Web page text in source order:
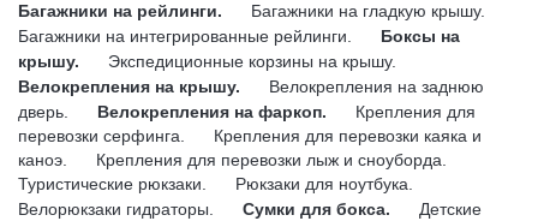
Багажники на рейлинги.
Багажники на гладкую крышу.
Багажники на интегрированные рейлинги.
Боксы на
крышу.
Экспедиционные корзины на крышу.
Велокрепления на крышу.
Велокрепления на заднюю
дверь.
Велокрепления на фаркоп.
Крепления для
перевозки серфинга.
Крепления для перевозки каяка и
каноэ.
Крепления для перевозки лыж и сноуборда.
Туристические рюкзаки.
Рюкзаки для ноутбука.
Велорюкзаки гидраторы.
Сумки для бокса.
Детские